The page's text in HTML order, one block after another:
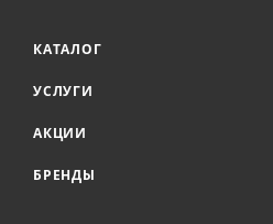
КАТАЛОГ
УСЛУГИ
АКЦИИ
БРЕНДЫ